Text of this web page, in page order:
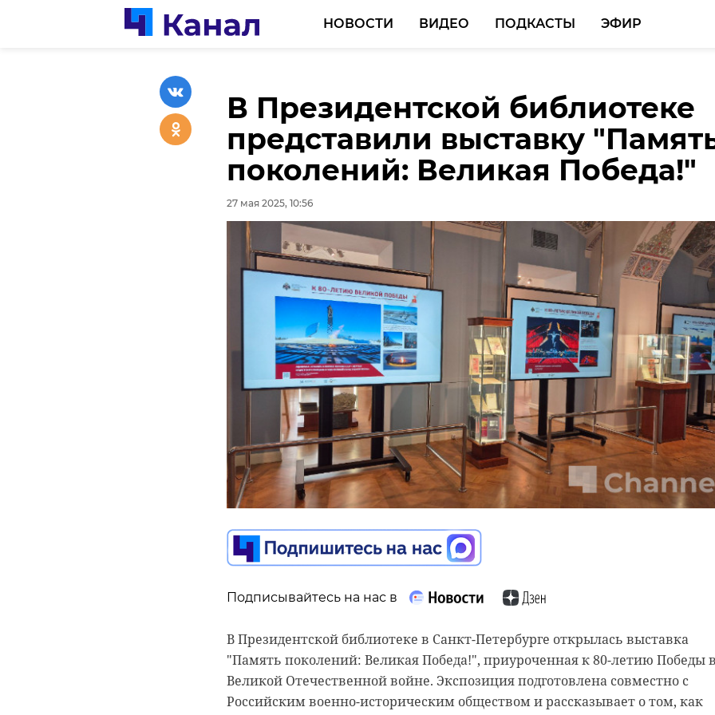
НОВОСТИ ВИДЕО ПОДКАСТЫ ЭФИР
В Президентской библиотеке
представили выставку
поколений: Великая Победа!"
27 мая 2025, 10:56
Подписывайтесь на нас в
В Президентской библиотеке в Санкт-Петербурге открылась выставка
"Память поколений: Великая Победа!", приуроченная к 80-летию Победы в
Великой Отечественной войне. Экспозиция подготовлена совместно с
Российским военно-историческим обществом и рассказывает о том, как
В Сосновом Бору построят
новый корпус Специальной
школы
27 мая 2025, 10:53
Подписывайтесь на нас в
Строительный блок Ленинградской области возведет новый корпус
Сосновоборской специальной школы. В образовательном учреждении
дети с ограниченными возможностями здоровья.